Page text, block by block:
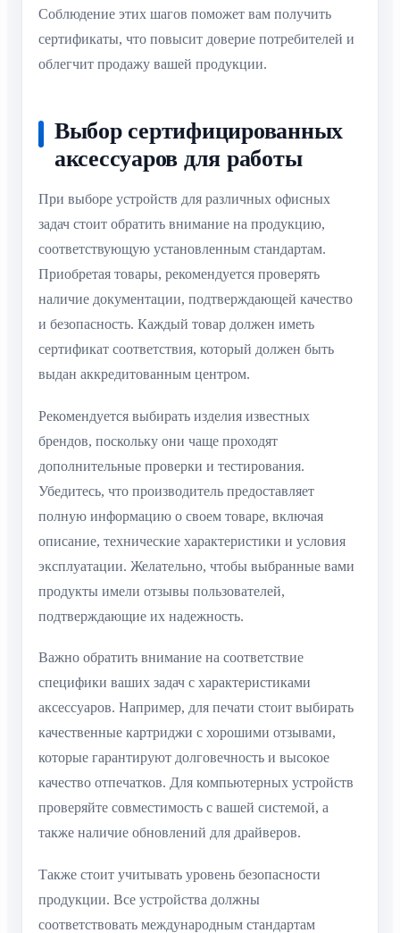
Соблюдение этих шагов поможет вам получить
сертификаты, что повысит доверие потребителей и
облегчит продажу вашей продукции.
Выбор сертифицированных
аксессуаров для работы
При выборе устройств для различных офисных
задач стоит обратить внимание на продукцию,
соответствующую установленным стандартам.
Приобретая товары, рекомендуется проверять
наличие документации, подтверждающей качество
и безопасность. Каждый товар должен иметь
сертификат соответствия, который должен быть
выдан аккредитованным центром.
Рекомендуется выбирать изделия известных
брендов, поскольку они чаще проходят
дополнительные проверки и тестирования.
Убедитесь, что производитель предоставляет
полную информацию о своем товаре, включая
описание, технические характеристики и условия
эксплуатации. Желательно, чтобы выбранные вами
продукты имели отзывы пользователей,
подтверждающие их надежность.
Важно обратить внимание на соответствие
специфики ваших задач с характеристиками
аксессуаров. Например, для печати стоит выбирать
качественные картриджи с хорошими отзывами,
которые гарантируют долговечность и высокое
качество отпечатков. Для компьютерных устройств
проверяйте совместимость с вашей системой, а
также наличие обновлений для драйверов.
Также стоит учитывать уровень безопасности
продукции. Все устройства должны
соответствовать международным стандартам